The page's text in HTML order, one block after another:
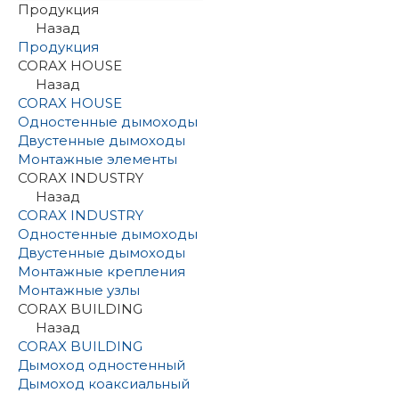
Продукция
Назад
Продукция
CORAX HOUSE
Назад
CORAX HOUSE
Одностенные дымоходы
Двустенные дымоходы
Монтажные элементы
CORAX INDUSTRY
Назад
CORAX INDUSTRY
Одностенные дымоходы
Двустенные дымоходы
Монтажные крепления
Монтажные узлы
CORAX BUILDING
Назад
CORAX BUILDING
Дымоход одностенный
Дымоход коаксиальный